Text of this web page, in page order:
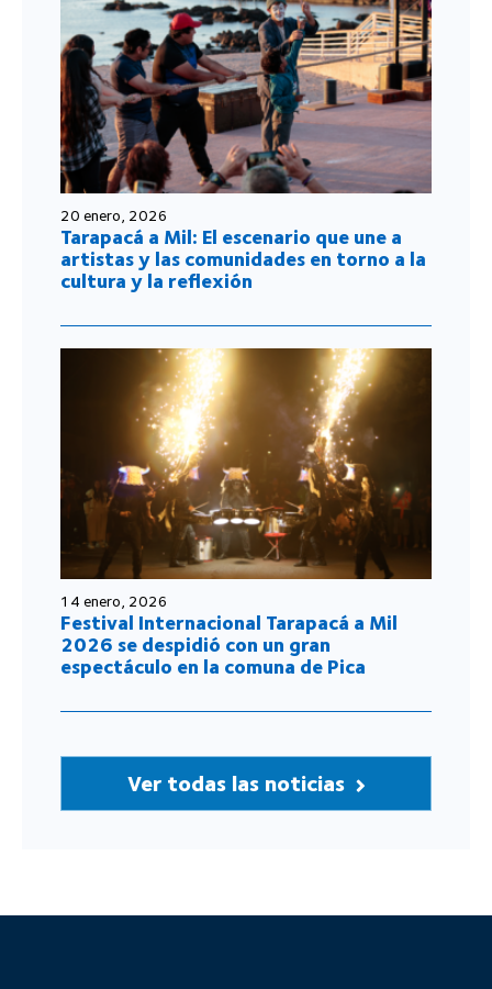
20 enero, 2026
Tarapacá a Mil: El escenario que une a
artistas y las comunidades en torno a la
cultura y la reflexión
14 enero, 2026
Festival Internacional Tarapacá a Mil
2026 se despidió con un gran
espectáculo en la comuna de Pica
Ver todas las noticias